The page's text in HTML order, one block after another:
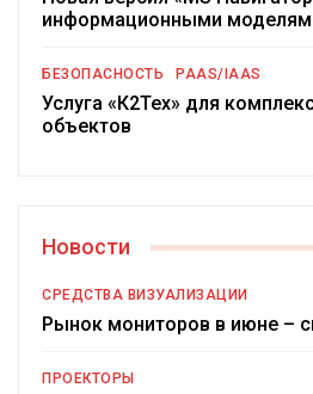
информационными
БЕЗОПАСНОСТЬ PAAS/IAAS
Услуга «К2Тех» для
объектов
Новости
СРЕДСТВА ВИЗУАЛИЗАЦИИ
Рынок мониторов в июне –
ПРОЕКТОРЫ